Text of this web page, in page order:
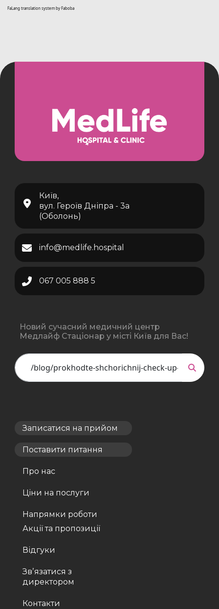
FaLang translation system by Faboba
Київ,
вул. Героїв Дніпра - 3а
(Оболонь)
info@medlife.hospital
067 005 888 5
Новий сучасний медичний центр
Медлайф Стаціонар у місті Київ для Вас!
Записатися на прийом
Поставити питання
Про нас
Ціни на послуги
Напрямки роботи
Акції та пропозиції
Відгуки
Звʼязатися з
директором
Контакти